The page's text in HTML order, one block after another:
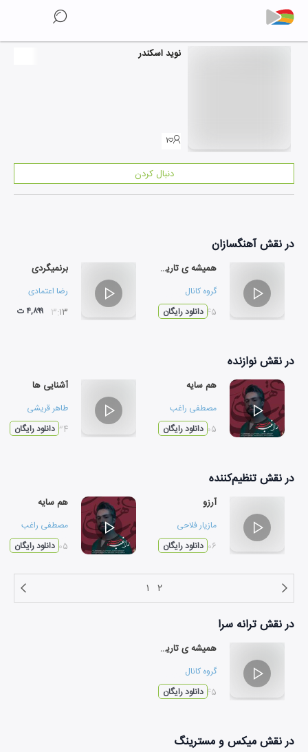
نوید اسکندر
۱
دنبال کردن
در نقشآهنگسازان
همیشه ی تاریک
گروه کانال
۰۴:۴۵دانلود رایگان
برنمیگردی
رضا اعتمادی
۰۳:۱۳ ۴,۸۹۹ ت
در نقشنوازنده
هم سایه
مصطفی راغب
۰۵:۰۵دانلود رایگان
آشنایی ها
طاهر قریشی
۰۴:۳۴دانلود رایگان
در نقشتنظیم‌کننده
آرزو
مازیار فلاحی
۰۴:۰۶دانلود رایگان
هم سایه
مصطفی راغب
۰۵:۰۵دانلود رایگان
۱ ۲
در نقشترانه سرا
همیشه ی تاریک
گروه کانال
۰۴:۴۵دانلود رایگان
در نقشمیکس و مسترینگ